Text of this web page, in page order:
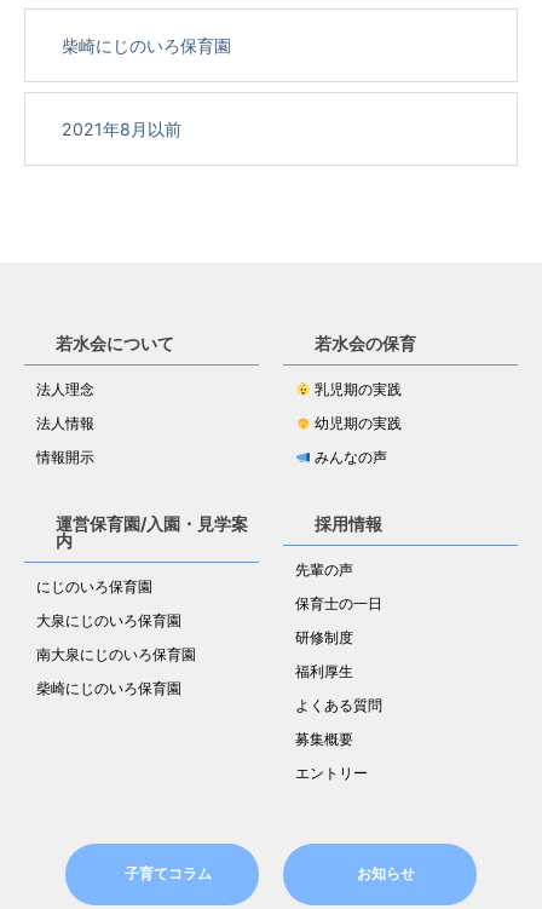
柴崎にじのいろ保育園
2021年8月以前
若水会について
法人理念
法人情報
情報開示
若水会の保育
乳児期の実践
幼児期の実践
みんなの声
運営保育園/入園・見学案
内
にじのいろ保育園
大泉にじのいろ保育園
南大泉にじのいろ保育園
柴崎にじのいろ保育園
採用情報
先輩の声
保育士の一日
研修制度
福利厚生
よくある質問
募集概要
エントリー
子育てコラム お知らせ